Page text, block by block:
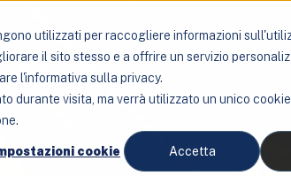
utilizzati per raccogliere informazioni
il sito stesso e a offrire un servizio
l'informativa sulla privacy.
durante visita, ma verrà utilizzato un unico
cookie Accetta
Servizi